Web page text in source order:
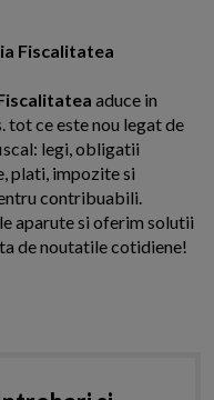
Fiscalitatea
aduce in
tot ce este nou legat de
legi, obligatii
plati, impozite si
contribuabili.
aparute si oferim solutii
de noutatile cotidiene!